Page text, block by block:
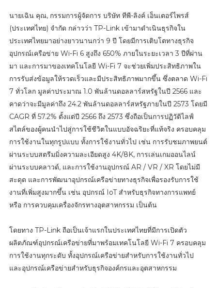
นายเฉิน คุณ, กรรมการผู้จัดการ บริษัท ทีพี-ลิงค์ เอ็นเตอร์ไพรส์
(ประเทศไทย) จำกัด กล่าวว่า TP-Link เข้ามาดำเนินธุรกิจใน
ประเทศไทยมาอย่างยาวนานกว่า 9 ปี โดยมีการเติบโตทางธุรกิจ
อุปกรณ์เครือข่าย Wi-Fi 6 สูงถึง 650% ภายในระยะเวลา 3 ปีที่ผ่าน
มา และการมาของเทคโนโลยี Wi-Fi 7 จะช่วยเพิ่มประสิทธิภาพใน
การรับส่งข้อมูลให้รวดเร็วและมีประสิทธิภาพมากขึ้น ซึ่งตลาด Wi-Fi
7 ทั่วโลก มูลค่าประมาณ 1.0 พันล้านดอลลาร์สหรัฐในปี 2566 และ
คาดว่าจะมีมูลค่าถึง 24.2 พันล้านดอลลาร์สหรัฐภายในปี 2573 โดยมี
CAGR ที่ 57.2% ตั้งแต่ปี 2566 ถึง 2573 ซึ่งถือเป็นการปฏิวัติไลฟ์
สไตล์ของผู้คนนำไปสู่การใช้ชีวิตในแบบอัจฉริยะที่แท้จริง ครอบคลุม
การใช้งานในทุกรูปแบบ ทั้งการใช้งานทั่วไป เช่น การรับชมภาพยนต์
ผ่านระบบสตรีมมิ่งความละเอียดสูง 4K/8K, การเล่นเกมออนไลน์
ผ่านระบบคลาวด์, และการใช้งานอุปกรณ์ AR / VR / XR โดยไม่มี
สะดุด และการพัฒนาอุปกรณ์เครือข่ายทางธุรกิจเพื่อรองรับการใช้
งานที่เพิ่มสูงมากขึ้น เช่น อุปกรณ์ IoT สำหรับธุรกิจทางการแพทย์
หรือ การควบคุมเครื่องจักรทางอุตสาหกรรม เป็นต้น
โดยทาง TP-Link ถือเป็นเจ้าแรกในประเทศไทยที่มีการเปิดตัว
ผลิตภัณฑ์อุปกรณ์เครือข่ายที่มาพร้อมเทคโนโลยี Wi-Fi 7 ครอบคลุม
การใช้งานทุกระดับ ทั้งอุปกรณ์เครือข่ายสำหรับการใช้งานทั่วไป
และอุปกรณ์เครือข่ายสำหรับธุรกิจองค์กรและอุตสาหกรรม